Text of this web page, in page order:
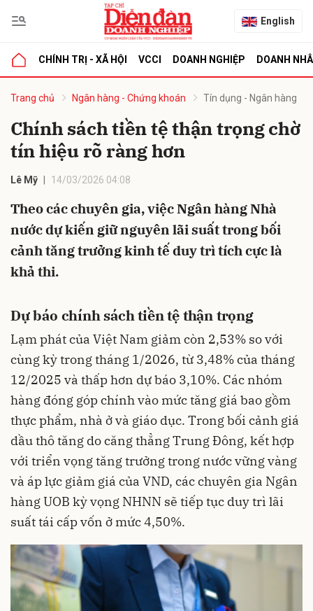
English
CHÍNH TRỊ - XÃ HỘI VCCI DOANH NGHIỆP DOANH
Trang chủ Ngân hàng - Chứng khoán Tín dụng - Ngân hàng
Chính sách tiền tệ thận trọng chờ
tín hiệu rõ ràng hơn
Lê Mỹ 14/03/2026 04:08
Theo các chuyên gia, việc Ngân hàng Nhà
nước dự kiến giữ nguyên lãi suất trong bối
cảnh tăng trưởng kinh tế duy trì tích cực là
khả thi.
Dự báo chính sách tiền tệ thận trọng
Lạm phát của Việt Nam giảm còn 2,53% so với
cùng kỳ trong tháng 1/2026, từ 3,48% của tháng
12/2025 và thấp hơn dự báo 3,10%. Các nhóm
hàng đóng góp chính vào mức tăng giá bao gồm
thực phẩm, nhà ở và giáo dục. Trong bối cảnh giá
dầu thô tăng do căng thẳng Trung Đông, kết hợp
với triển vọng tăng trưởng trong nước vững vàng
và áp lực giảm giá của VND, các chuyên gia Ngân
hàng UOB kỳ vọng NHNN sẽ tiếp tục duy trì lãi
suất tái cấp vốn ở mức 4,50%.
luận
Hủy